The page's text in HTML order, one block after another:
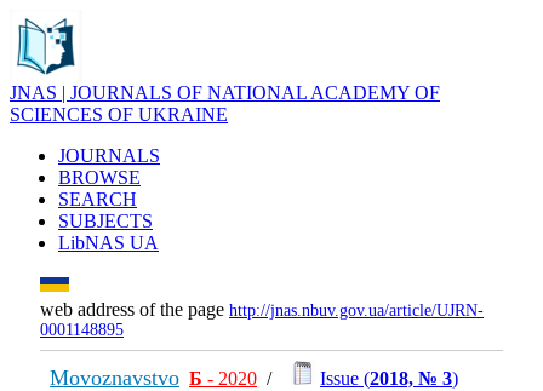
JNAS | JOURNALS OF NATIONAL ACADEMY OF
SCIENCES OF UKRAINE
JOURNALS
BROWSE
SEARCH
SUBJECTS
LibNAS UA
web address of the page http://jnas.nbuv.gov.ua/article/UJRN-
0001148895
Movoznavstvo Б - 2020 / Issue (2018, № 3)